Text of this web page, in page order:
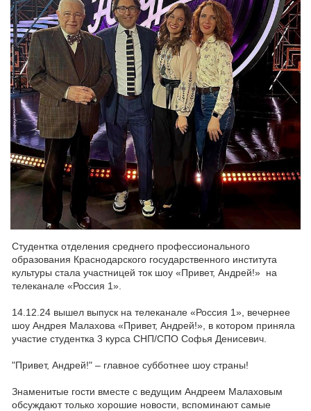
Студентка отделения среднего профессионального
образования Краснодарского государственного института
культуры стала участницей ток шоу «Привет, Андрей!» на
телеканале «Россия 1».
14.12.24 вышел выпуск на телеканале «Россия 1», вечернее
шоу Андрея Малахова «Привет, Андрей!», в котором приняла
участие студентка 3 курса СНП/СПО Софья Денисевич.
"Привет, Андрей!" – главное субботнее шоу страны!
Знаменитые гости вместе с ведущим Андреем Малаховым
обсуждают только хорошие новости, вспоминают самые